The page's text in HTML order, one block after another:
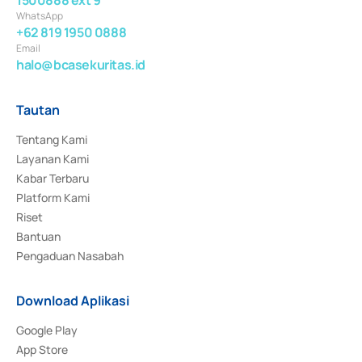
WhatsApp
+62 819 1950 0888
Email
halo@bcasekuritas.id
Tautan
Tentang Kami
Layanan Kami
Kabar Terbaru
Platform Kami
Riset
Bantuan
Pengaduan Nasabah
Download Aplikasi
Google Play
App Store